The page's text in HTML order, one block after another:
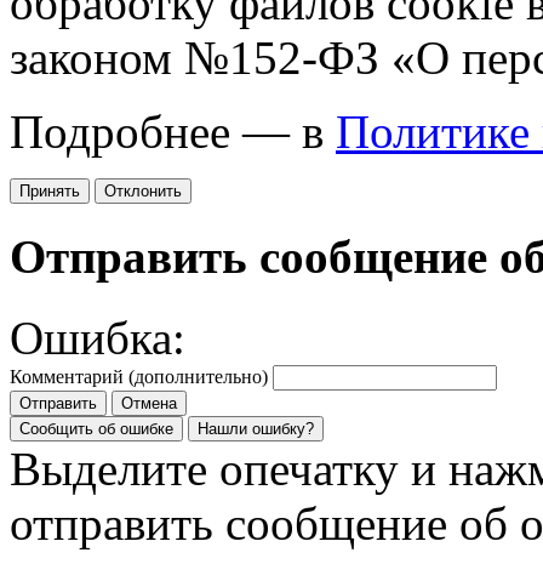
законом №152-ФЗ «О
Подробнее — в Политике
Принять Отклонить
Отправить сообщение
Ошибка:
Комментарий (дополнительно)
Отправить
Отмена
Сообщить об ошибке
Нашли ошибку?
Выделите опечатку и
отправить сообщение об